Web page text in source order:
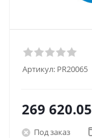
Артикул: PR20065
269 620.05
Под заказ